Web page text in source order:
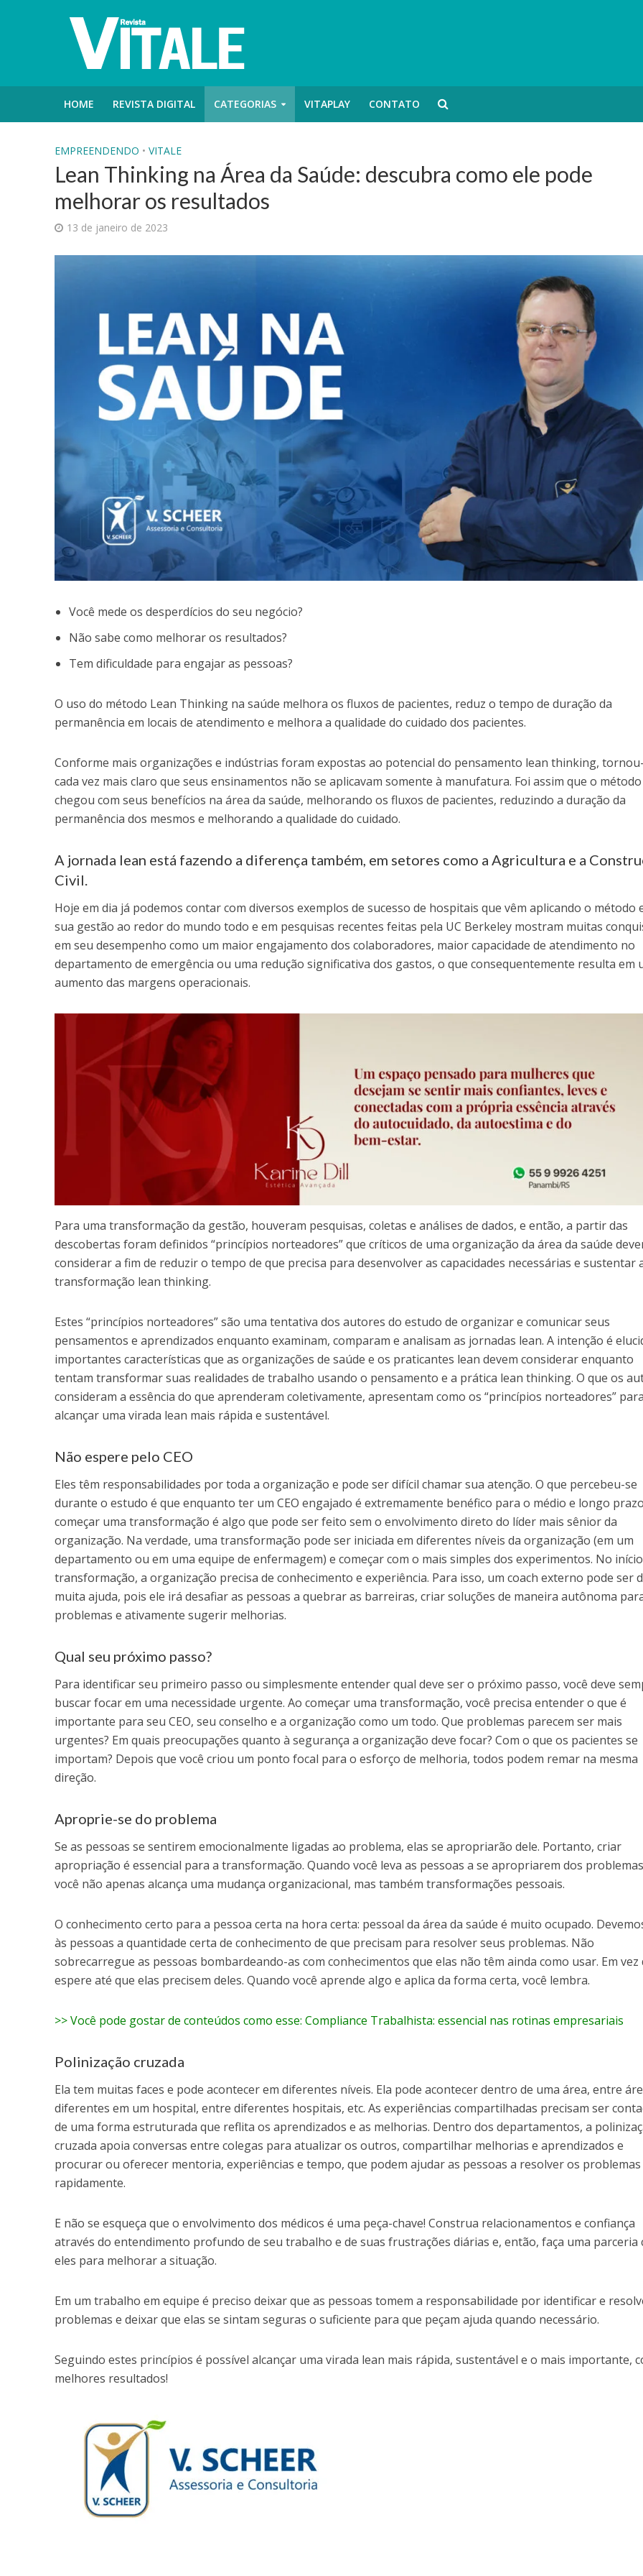
HOME REVISTA DIGITAL CATEGORIAS VITAPLAY CONTATO
EMPREENDENDO • VITALE
Lean Thinking na Área da Saúde: descubra como ele pode
melhorar os resultados
13 de janeiro de 2023
Você mede os desperdícios do seu negócio?
Não sabe como melhorar os resultados?
Tem dificuldade para engajar as pessoas?
O uso do método Lean Thinking na saúde melhora os fluxos de pacientes, reduz o tempo de duração da
permanência em locais de atendimento e melhora a qualidade do cuidado dos pacientes.
Conforme mais organizações e indústrias foram expostas ao potencial do pensamento lean thinking,
cada vez mais claro que seus ensinamentos não se aplicavam somente à manufatura. Foi assim que o
chegou com seus benefícios na área da saúde, melhorando os fluxos de pacientes, reduzindo a duração da
permanência dos mesmos e melhorando a qualidade do cuidado.
A jornada lean está fazendo a diferença também, em setores como a Agricultura e a
Civil.
Hoje em dia já podemos contar com diversos exemplos de sucesso de hospitais que vêm aplicando o método
sua gestão ao redor do mundo todo e em pesquisas recentes feitas pela UC Berkeley mostram muitas
em seu desempenho como um maior engajamento dos colaboradores, maior capacidade de atendimento no
departamento de emergência ou uma redução significativa dos gastos, o que consequentemente resulta em
aumento das margens operacionais.
Para uma transformação da gestão, houveram pesquisas, coletas e análises de dados, e então, a partir das
descobertas foram definidos “princípios norteadores” que críticos de uma organização da área da saúde
considerar a fim de reduzir o tempo de que precisa para desenvolver as capacidades necessárias e sustentar
transformação lean thinking.
Estes “princípios norteadores” são uma tentativa dos autores do estudo de organizar e comunicar seus
pensamentos e aprendizados enquanto examinam, comparam e analisam as jornadas lean. A intenção é
importantes características que as organizações de saúde e os praticantes lean devem considerar enquanto
tentam transformar suas realidades de trabalho usando o pensamento e a prática lean thinking. O que os
consideram a essência do que aprenderam coletivamente, apresentam como os “princípios norteadores”
alcançar uma virada lean mais rápida e sustentável.
Não espere pelo CEO
Eles têm responsabilidades por toda a organização e pode ser difícil chamar sua atenção. O que percebeu-se
durante o estudo é que enquanto ter um CEO engajado é extremamente benéfico para o médio e longo
começar uma transformação é algo que pode ser feito sem o envolvimento direto do líder mais sênior da
organização. Na verdade, uma transformação pode ser iniciada em diferentes níveis da organização (em um
departamento ou em uma equipe de enfermagem) e começar com o mais simples dos experimentos. No
transformação, a organização precisa de conhecimento e experiência. Para isso, um coach externo pode ser
muita ajuda, pois ele irá desafiar as pessoas a quebrar as barreiras, criar soluções de maneira autônoma
problemas e ativamente sugerir melhorias.
Qual seu próximo passo?
Para identificar seu primeiro passo ou simplesmente entender qual deve ser o próximo passo, você deve
buscar focar em uma necessidade urgente. Ao começar uma transformação, você precisa entender o que é
importante para seu CEO, seu conselho e a organização como um todo. Que problemas parecem ser mais
urgentes? Em quais preocupações quanto à segurança a organização deve focar? Com o que os pacientes se
importam? Depois que você criou um ponto focal para o esforço de melhoria, todos podem remar na mesma
direção.
Aproprie-se do problema
Se as pessoas se sentirem emocionalmente ligadas ao problema, elas se apropriarão dele. Portanto, criar
apropriação é essencial para a transformação. Quando você leva as pessoas a se apropriarem dos
você não apenas alcança uma mudança organizacional, mas também transformações pessoais.
O conhecimento certo para a pessoa certa na hora certa: pessoal da área da saúde é muito ocupado.
às pessoas a quantidade certa de conhecimento de que precisam para resolver seus problemas. Não
sobrecarregue as pessoas bombardeando-as com conhecimentos que elas não têm ainda como usar. Em vez
espere até que elas precisem deles. Quando você aprende algo e aplica da forma certa, você lembra.
>> Você pode gostar de conteúdos como esse: Compliance Trabalhista: essencial nas rotinas empresariais
Polinização cruzada
Ela tem muitas faces e pode acontecer em diferentes níveis. Ela pode acontecer dentro de uma área, entre
diferentes em um hospital, entre diferentes hospitais, etc. As experiências compartilhadas precisam ser
de uma forma estruturada que reflita os aprendizados e as melhorias. Dentro dos departamentos, a
cruzada apoia conversas entre colegas para atualizar os outros, compartilhar melhorias e aprendizados e
procurar ou oferecer mentoria, experiências e tempo, que podem ajudar as pessoas a resolver os problemas
rapidamente.
E não se esqueça que o envolvimento dos médicos é uma peça-chave! Construa relacionamentos e confiança
através do entendimento profundo de seu trabalho e de suas frustrações diárias e, então, faça uma parceria
eles para melhorar a situação.
Em um trabalho em equipe é preciso deixar que as pessoas tomem a responsabilidade por identificar e
problemas e deixar que elas se sintam seguras o suficiente para que peçam ajuda quando necessário.
Seguindo estes princípios é possível alcançar uma virada lean mais rápida, sustentável e o mais importante,
melhores resultados!